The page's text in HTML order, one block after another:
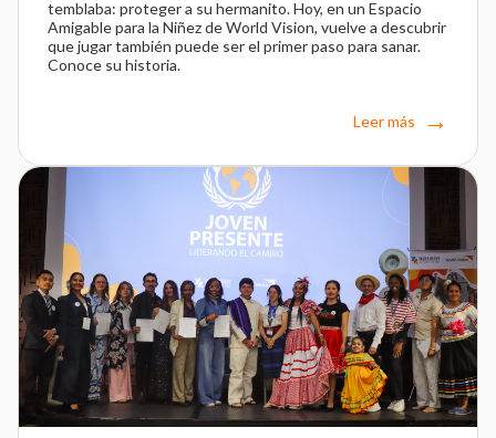
temblaba: proteger a su hermanito. Hoy, en un Espacio
Amigable para la Niñez de World Vision, vuelve a descubrir
que jugar también puede ser el primer paso para sanar.
Conoce su historia.
Leer más